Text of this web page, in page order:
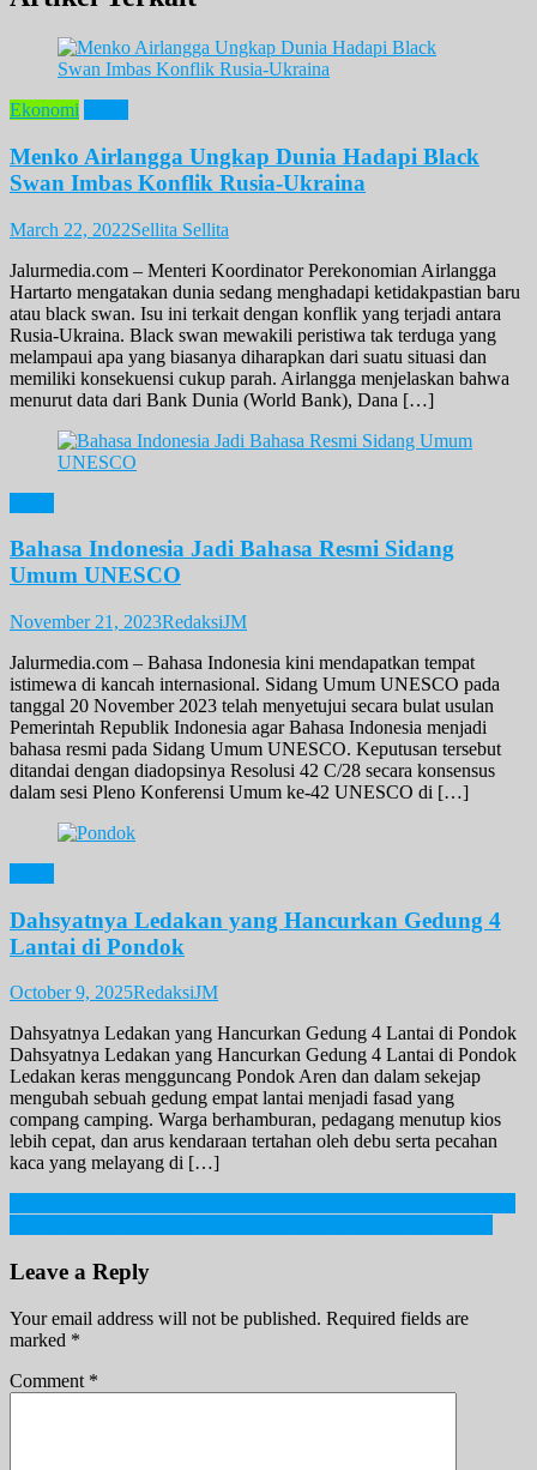
Ekonomi
Menko Airlangga Ungkap Dunia Hadapi Black
Swan Imbas Konflik Rusia-Ukraina
March 22, 2022Sellita Sellita
Jalurmedia.com – Menteri Koordinator Perekonomian Airlangga
Hartarto mengatakan dunia sedang menghadapi ketidakpastian baru
atau black swan. Isu ini terkait dengan konflik yang terjadi antara
Rusia-Ukraina. Black swan mewakili peristiwa tak terduga yang
melampaui apa yang biasanya diharapkan dari suatu situasi dan
memiliki konsekuensi cukup parah. Airlangga menjelaskan bahwa
menurut data dari Bank Dunia (World Bank), Dana […]
Bahasa Indonesia Jadi Bahasa Resmi Sidang
Umum UNESCO
November 21, 2023RedaksiJM
Jalurmedia.com – Bahasa Indonesia kini mendapatkan tempat
istimewa di kancah internasional. Sidang Umum UNESCO pada
tanggal 20 November 2023 telah menyetujui secara bulat usulan
Pemerintah Republik Indonesia agar Bahasa Indonesia menjadi
bahasa resmi pada Sidang Umum UNESCO. Keputusan tersebut
ditandai dengan diadopsinya Resolusi 42 C/28 secara konsensus
dalam sesi Pleno Konferensi Umum ke-42 UNESCO di […]
Dahsyatnya Ledakan yang Hancurkan Gedung 4
Lantai di Pondok
October 9, 2025RedaksiJM
Dahsyatnya Ledakan yang Hancurkan Gedung 4 Lantai di Pondok
Dahsyatnya Ledakan yang Hancurkan Gedung 4 Lantai di Pondok
Ledakan keras mengguncang Pondok Aren dan dalam sekejap
mengubah sebuah gedung empat lantai menjadi fasad yang
compang camping. Warga berhamburan, pedagang menutup kios
lebih cepat, dan arus kendaraan tertahan oleh debu serta pecahan
kaca yang melayang di […]
Post
navigation
Leave a Reply
Your email address will not be published. Required fields are
marked *
Comment *